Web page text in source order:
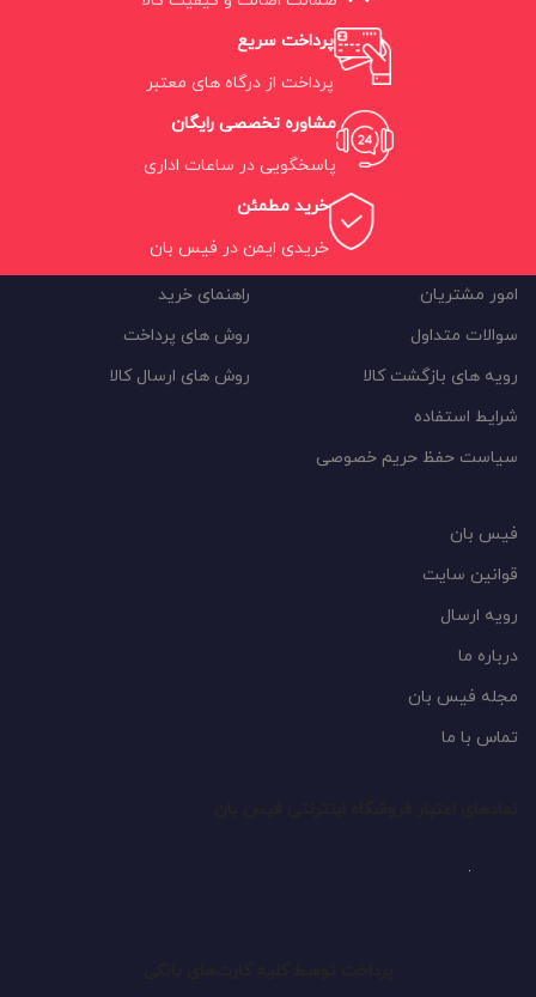
پرداخت سریع
پرداخت از درگاه های معتبر
مشاوره تخصصی رایگان
پاسخگویی در ساعات اداری
خرید مطمئن
خریدی ایمن در فیس بان
امور مشتریان
سوالات متداول
رویه های بازگشت کالا
شرایط استفاده
سیاست حفظ حریم خصوصی
راهنمای خرید
روش های پرداخت
روش های ارسال کالا
فیس بان
قوانین سایت
رویه ارسال
درباره ما
مجله فیس بان
تماس با ما